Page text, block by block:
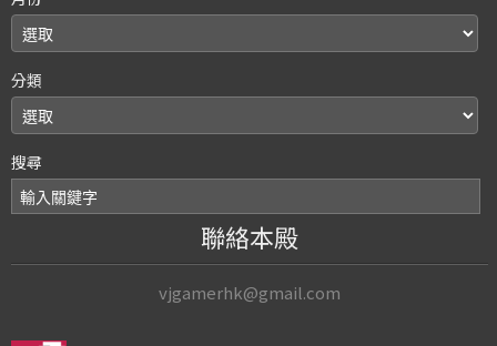
分類
搜尋
聯絡本殿
vjgamerhk@gmail.com